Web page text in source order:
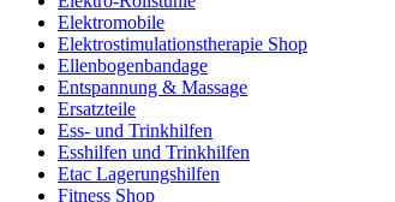
Elektromobile
Elektrostimulationstherapie Shop
Ellenbogenbandage
Entspannung & Massage
Ersatzteile
Ess- und Trinkhilfen
Esshilfen und Trinkhilfen
Etac Lagerungshilfen
Fitness Shop